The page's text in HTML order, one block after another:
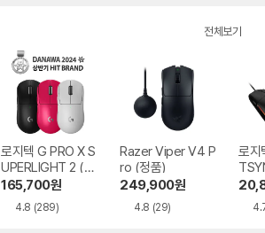
전체보기
로지텍 G PRO X S
UPERLIGHT 2 (정
품)
165,700원
4.8 (289)
Razer Viper V4 P
ro (정품)
249,900원
4.8 (29)
로지